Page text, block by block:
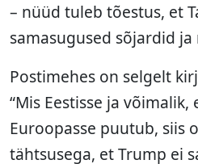
– nüüd tuleb tõestus, et
samasugused sõjardid
Postimehes on selgelt
“Mis Eestisse ja
Euroopasse puutub, siis
tähtsusega, et Trump ei